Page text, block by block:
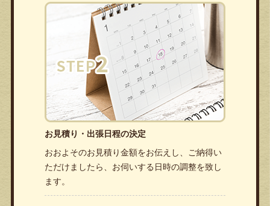
お見積り・出張日程の決定
おおよそのお見積り金額をお伝えし、ご納得い
ただけましたら、お伺いする日時の調整を致し
ます。